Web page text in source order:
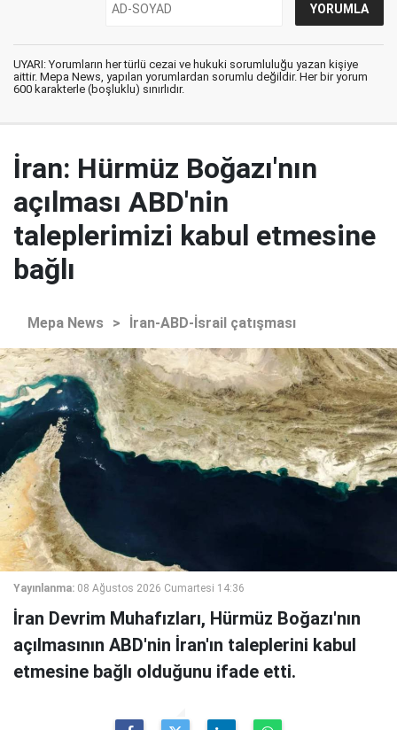
UYARI: Yorumların her türlü cezai ve hukuki sorumluluğu yazan kişiye
aittir. Mepa News, yapılan yorumlardan sorumlu değildir. Her bir yorum
600 karakterle (boşluklu) sınırlıdır.
İran: Hürmüz Boğazı'nın
açılması ABD'nin
taleplerimizi kabul etmesine
bağlı
Mepa News > İran-ABD-İsrail çatışması
Yayınlanma: 08 Ağustos 2026 Cumartesi 14:36
İran Devrim Muhafızları, Hürmüz Boğazı'nın
açılmasının ABD'nin İran'ın taleplerini kabul
etmesine bağlı olduğunu ifade etti.